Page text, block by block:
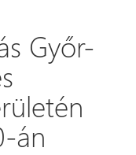
Győr-
án